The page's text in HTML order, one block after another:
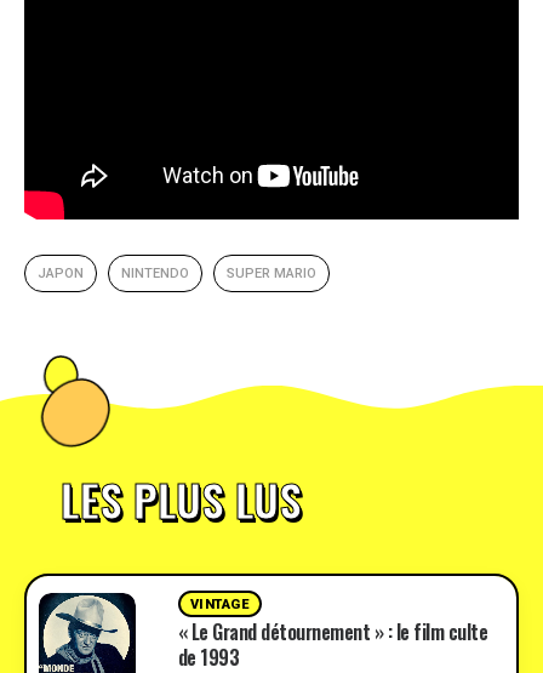
JAPON NINTENDO SUPER MARIO
LES PLUS LUS
VINTAGE
« Le Grand détournement » : le film culte
de 1993